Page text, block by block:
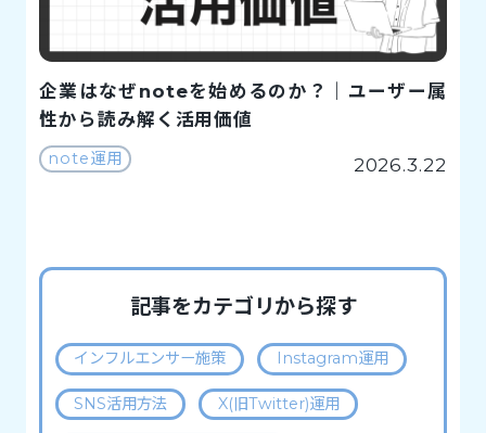
企業はなぜnoteを始めるのか？｜ユーザー属
性から読み解く活用価値
note運用 2026.3.22
記事をカテゴリから探す
インフルエンサー施策 Instagram運用
SNS活用方法 X(旧Twitter)運用